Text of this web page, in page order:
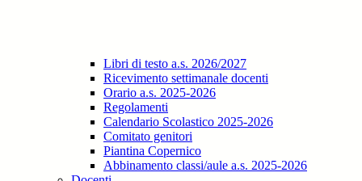
Libri di testo a.s. 2026/2027
Ricevimento settimanale docenti
Orario a.s. 2025-2026
Regolamenti
Calendario Scolastico 2025-2026
Comitato genitori
Piantina Copernico
Abbinamento classi/aule a.s. 2025-2026